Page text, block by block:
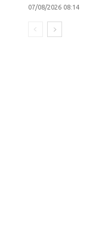
07/08/2026 08:14